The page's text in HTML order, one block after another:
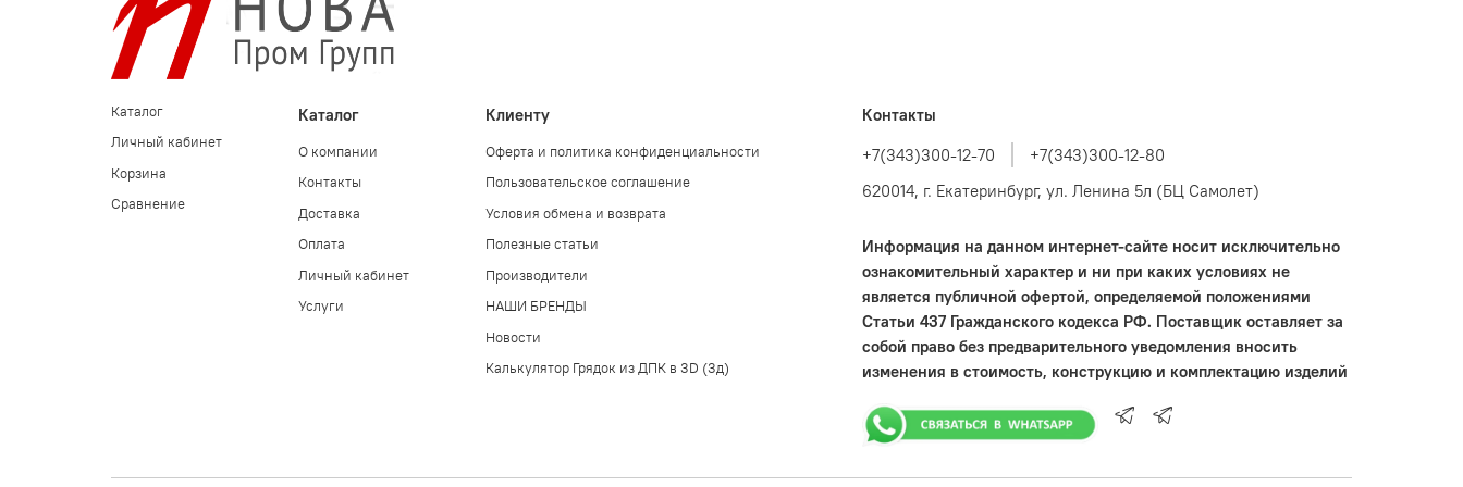
Каталог
Личный кабинет
Корзина
Сравнение
Каталог
О компании
Контакты
Доставка
Оплата
Личный кабинет
Услуги
Клиенту
Оферта и политика конфиденциальности
Пользовательское соглашение
Условия обмена и возврата
Полезные статьи
Производители
НАШИ БРЕНДЫ
Новости
Калькулятор Грядок из ДПК в 3D (3д)
Контакты
+7(343)300-12-70
+7(343)300-12-80
620014, г. Екатеринбург, ул. Ленина 5л (БЦ Самолет)
Информация на данном интернет-сайте носит исключительно
ознакомительный характер и ни при каких условиях не
является публичной офертой, определяемой положениями
Статьи 437 Гражданского кодекса РФ. Поставщик оставляет за
собой право без предварительного уведомления вносить
изменения в стоимость, конструкцию и комплектацию изделий